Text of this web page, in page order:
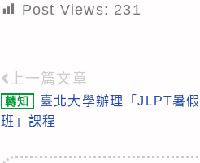
Post Views: 231
Read
more
上一篇文章
轉知
臺北大學辦理「JLPT暑
班」課程